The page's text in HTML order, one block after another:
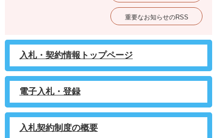
重要なお知らせのRSS
入札・契約情報トップページ
電子入札・登録
入札契約制度の概要